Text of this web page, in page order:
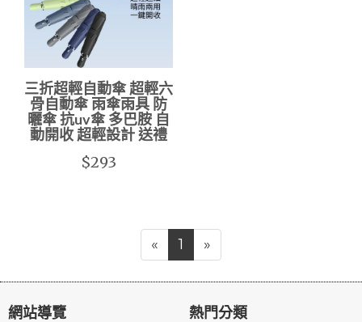
三折超輕自動傘 超輕六
骨自動傘 雨傘雨具 防
曬傘 抗uv傘 多巴胺 自
動開收 超輕設計 送禮
$293
« 1 »
網站導覽 熱門分類